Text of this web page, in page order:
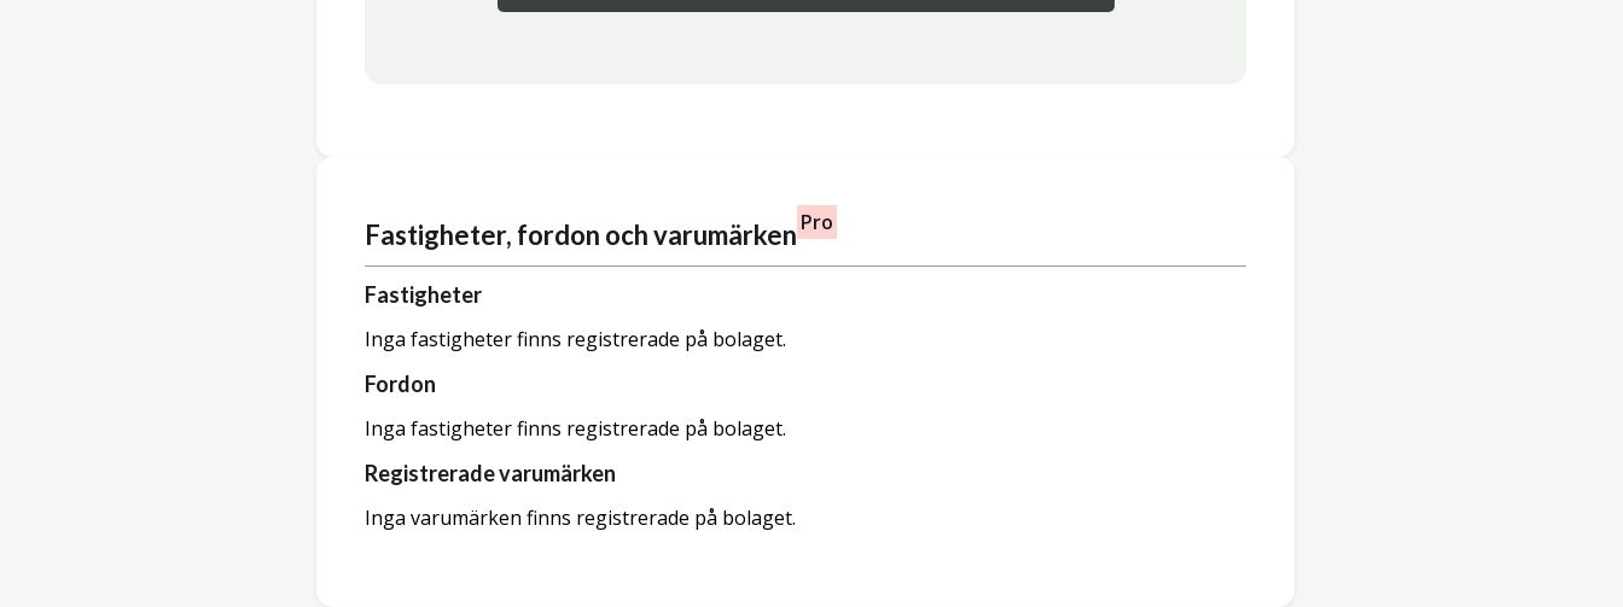
Fastigheter, fordon och varumärken Pro
Fastigheter
Inga fastigheter finns registrerade på bolaget.
Fordon
Inga fastigheter finns registrerade på bolaget.
Registrerade varumärken
Inga varumärken finns registrerade på bolaget.